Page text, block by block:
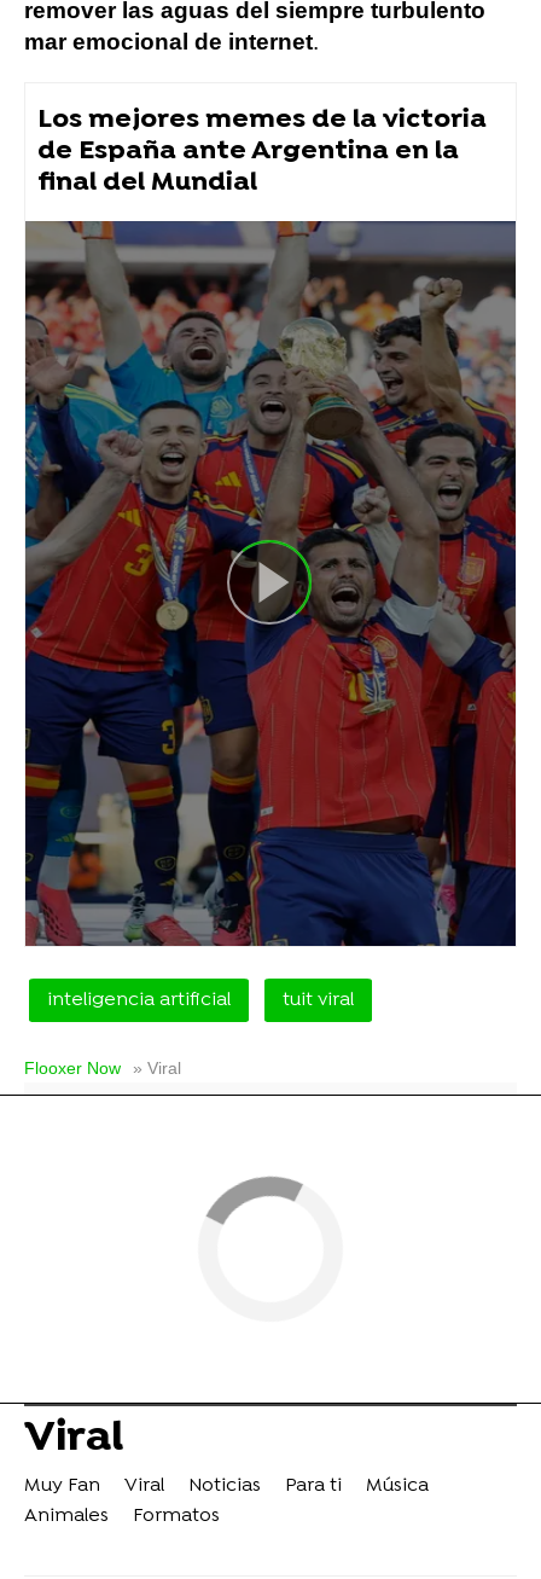
remover las aguas del siempre turbulento
mar emocional de internet.
Los mejores memes de la victoria
de España ante Argentina en la
final del Mundial
inteligencia artificial tuit viral
Flooxer Now » Viral
Viral
Muy Fan Viral Noticias Para ti
Música
Animales
Formatos